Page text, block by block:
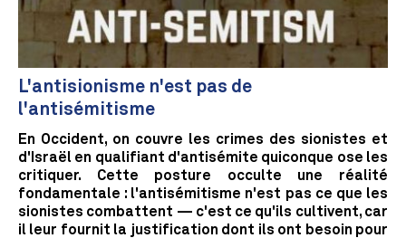
L'antisionisme n'est pas de
l'antisémitisme
En Occident, on couvre les crimes des sionistes et
d'Israël en qualifiant d'antisémite quiconque ose les
critiquer. Cette posture occulte une réalité
fondamentale : l'antisémitisme n'est pas ce que les
sionistes combattent — c'est ce qu'ils cultivent, car
il leur fournit la justification dont ils ont besoin pour